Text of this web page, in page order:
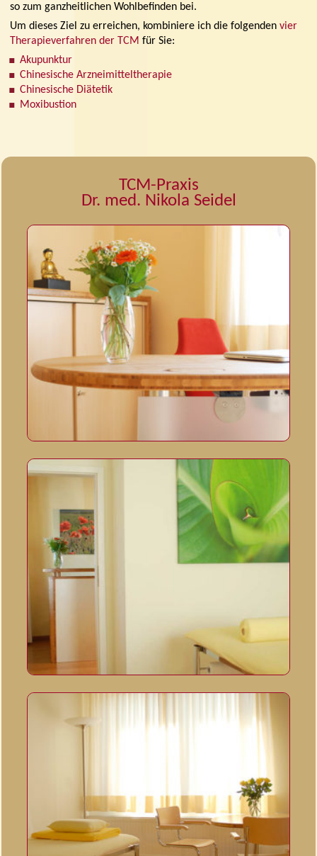
so zum ganzheitlichen Wohlbefinden bei.
Um dieses Ziel zu erreichen, kombiniere ich die folgenden vier
Therapieverfahren der TCM für Sie:
Akupunktur
Chinesische Arzneimitteltherapie
Chinesische Diätetik
Moxibustion
TCM-Praxis
Dr. med. Nikola Seidel